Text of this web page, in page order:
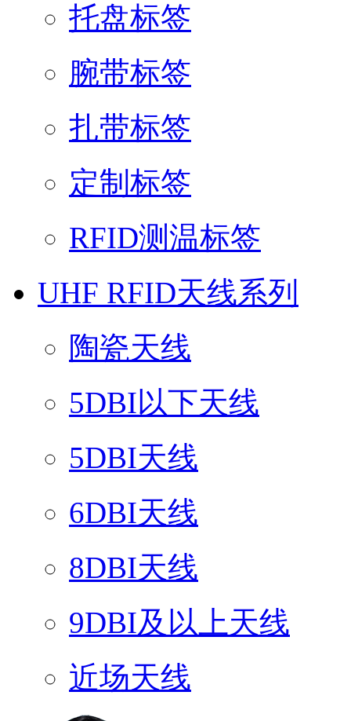
托盘标签
腕带标签
扎带标签
定制标签
RFID测温标签
UHF RFID天线系列
陶瓷天线
5DBI以下天线
5DBI天线
6DBI天线
8DBI天线
9DBI及以上天线
近场天线